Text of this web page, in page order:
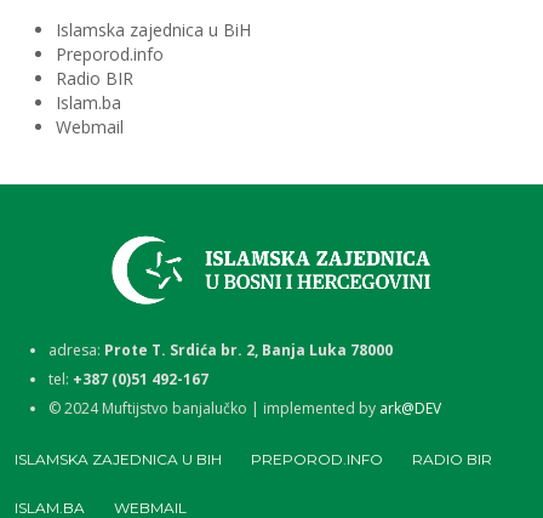
Islamska zajednica u BiH
Preporod.info
Radio BIR
Islam.ba
Webmail
adresa: Prote T. Srdića br. 2, Banja Luka 78000
tel: +387 (0)51 492-167
©2024Muftijstvo banjalučko | implemented by ark@DEV
ISLAMSKA ZAJEDNICA U BIH PREPOROD.INFO RADIO BIR
ISLAM.BA WEBMAIL